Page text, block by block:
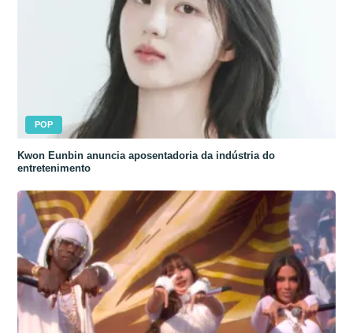
POP
Kwon Eunbin anuncia aposentadoria da indústria do
entretenimento